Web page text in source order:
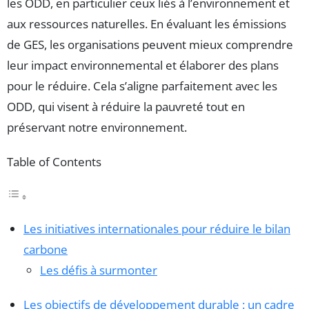
aux ressources naturelles. En évaluant les émissions
de GES, les organisations peuvent mieux comprendre
leur impact environnemental et élaborer des plans
pour le réduire. Cela s’aligne parfaitement avec les
ODD, qui visent à réduire la pauvreté tout en
préservant notre environnement.
Table of Contents
Les initiatives internationales pour réduire le bilan
carbone
Les défis à surmonter
Les objectifs de développement durable : un cadre